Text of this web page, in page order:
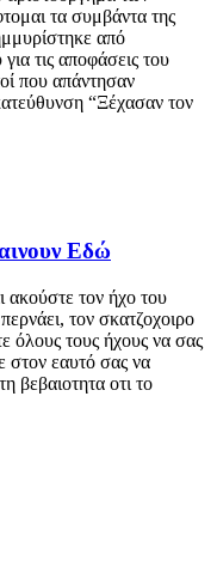
τα συμβάντα της
από
τις αποφάσεις του
που απάντησαν
“Ξέχασαν τον
Εδώ
ακούστε τον ήχο του
τον σκατζοχοιρο
όλους τους ήχους να σας
στον εαυτό σας να
βεβαιοτητα οτι το